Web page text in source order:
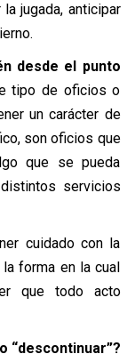
jugada, anticipar
desde el punto
tipo de oficios o
un carácter de
son oficios que
que se pueda
servicios
cuidado con la
forma en la cual
que todo acto
“descontinuar”?